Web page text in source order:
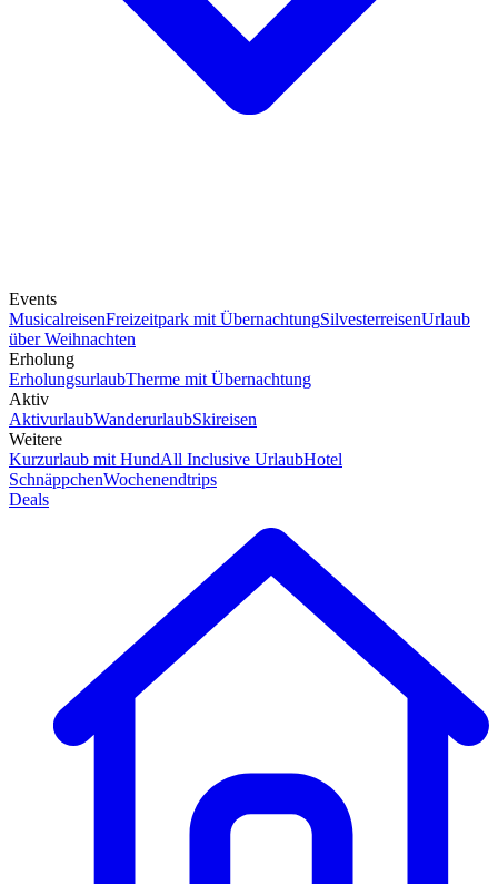
Events
MusicalreisenFreizeitpark mit ÜbernachtungSilvesterreisenUrlaub
über Weihnachten
Erholung
ErholungsurlaubTherme mit Übernachtung
Aktiv
AktivurlaubWanderurlaubSkireisen
Weitere
Kurzurlaub mit HundAll Inclusive UrlaubHotel
SchnäppchenWochenendtrips
Deals